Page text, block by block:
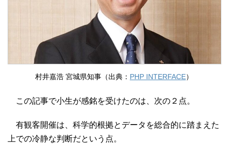
村井嘉浩 宮城県知事（出典： PHP INTERFACE）
この記事で小生が感銘を受けたのは、次の２点。
有観客開催は、科学的根拠とデータを総合的に踏まえた
上での冷静な判断だという点。